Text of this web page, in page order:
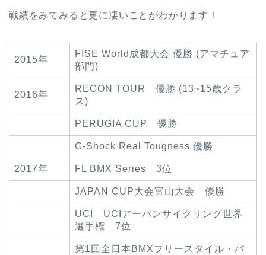
戦績をみてみると更に凄いことがわかります！
2015年
FISE World成都大会 優勝 (アマチュア
部門)
2016年
RECON TOUR 優勝 (13~15歳クラ
ス)
PERUGIA CUP 優勝
G-Shock Real Tougness 優勝
2017年 FL BMX Series 3位
JAPAN CUP大会富山大会 優勝
UCI UCIアーバンサイクリング世界
選手権 7位
第1回全日本BMXフリースタイル・パ